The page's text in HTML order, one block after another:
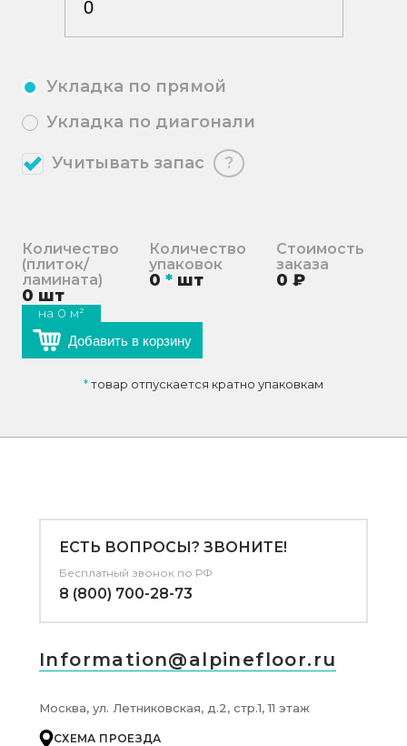
Укладка по прямой
Укладка по диагонали
Учитывать запас ?
Количество
(плиток/
ламината)
0 шт
на 0 м²
Количество
упаковок
0 * шт
Стоимость
заказа
0 ₽
Добавить в корзину
*товар отпускается кратно упаковкам
ЕСТЬ ВОПРОСЫ? ЗВОНИТЕ!
Бесплатный звонок по РФ
8 (800) 700-28-73
Information@alpinefloor.ru
Москва, ул. Летниковская, д.2, стр.1, 11 этаж
СХЕМА ПРОЕЗДА